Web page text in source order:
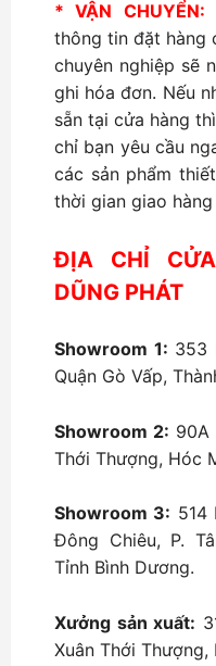
* VẬN CHUYỂN:
thông tin đặt hàng
chuyên nghiệp sẽ
ghi hóa đơn. Nếu
sẵn tại cửa hàng
chỉ bạn yêu cầu
các sản phẩm
thời gian giao
ĐỊA CHỈ
DŨNG PHÁT
Showroom 1: 353
Quận Gò Vấp,
Showroom 2: 90A
Thới Thượng, Hóc
Showroom 3: 514
Đông Chiêu, P.
Tỉnh Bình Dương.
Xưởng sản xuất:
Xuân Thới Thượng,